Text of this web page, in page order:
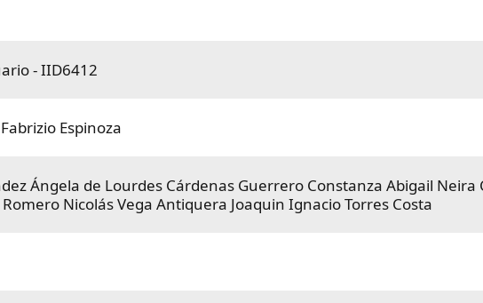
- IID6412
Espinoza
Ángela de Lourdes Cárdenas Guerrero Constanza Abigail Neira
Nicolás Vega Antiquera Joaquin Ignacio Torres Costa